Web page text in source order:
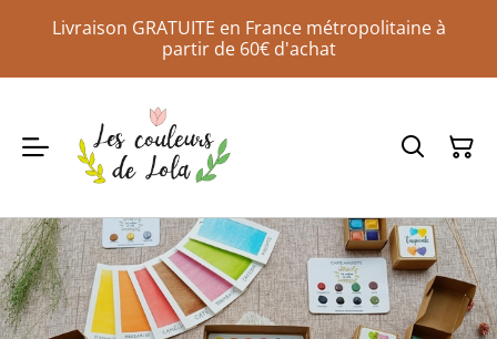
Livraison GRATUITE en France métropolitaine à
partir de 60€ d'achat